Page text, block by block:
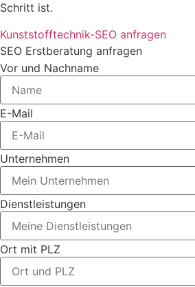
Schritt ist.
Kunststofftechnik-SEO anfragen
SEO Erstberatung anfragen
Vor und Nachname
E-Mail
Unternehmen
Dienstleistungen
Ort mit PLZ